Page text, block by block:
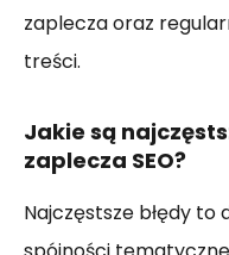
zaplecza oraz
treści.
Jakie są
zaplecza SEO?
Najczęstsze błędy